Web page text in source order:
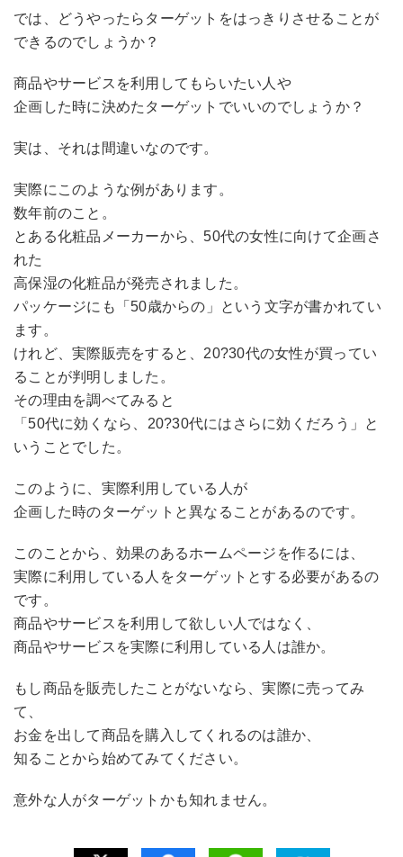
では、どうやったらターゲットをはっきりさせることが
できるのでしょうか？
商品やサービスを利用してもらいたい人や
企画した時に決めたターゲットでいいのでしょうか？
実は、それは間違いなのです。
実際にこのような例があります。
数年前のこと。
とある化粧品メーカーから、50代の女性に向けて企画さ
れた
高保湿の化粧品が発売されました。
パッケージにも「50歳からの」という文字が書かれてい
ます。
けれど、実際販売をすると、20?30代の女性が買ってい
ることが判明しました。
その理由を調べてみると
「50代に効くなら、20?30代にはさらに効くだろう」と
いうことでした。
このように、実際利用している人が
企画した時のターゲットと異なることがあるのです。
このことから、効果のあるホームページを作るには、
実際に利用している人をターゲットとする必要があるの
です。
商品やサービスを利用して欲しい人ではなく、
商品やサービスを実際に利用している人は誰か。
もし商品を販売したことがないなら、実際に売ってみ
て、
お金を出して商品を購入してくれるのは誰か、
知ることから始めてみてください。
意外な人がターゲットかも知れません。